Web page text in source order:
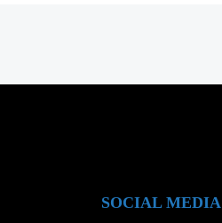
SOCIAL MEDIA